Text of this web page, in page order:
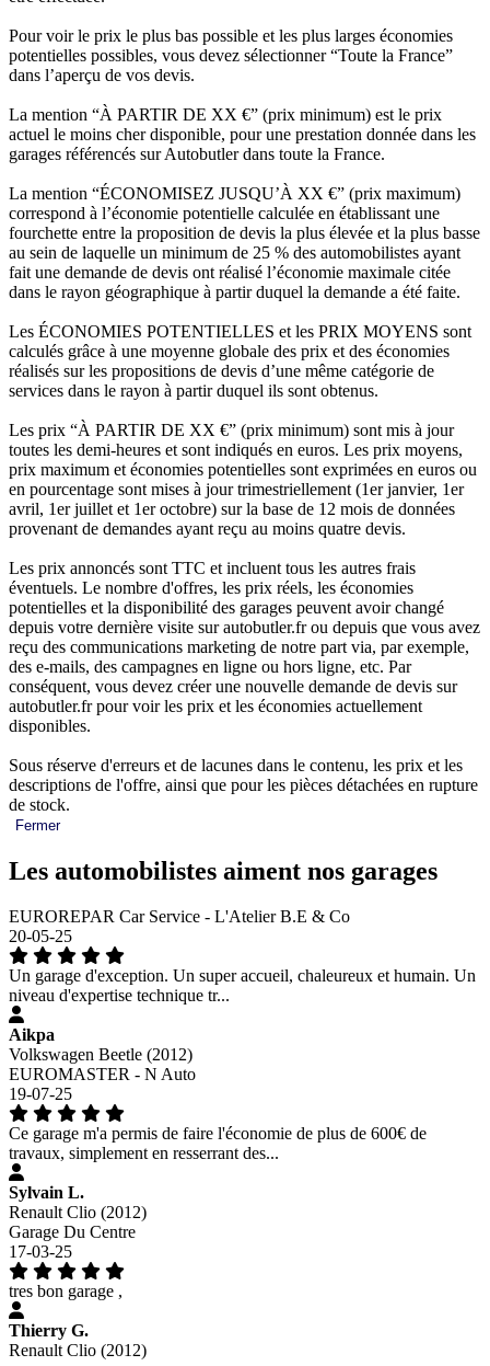
Pour voir le prix le plus bas possible et les plus larges économies
potentielles possibles, vous devez sélectionner “Toute la France”
dans l’aperçu de vos devis.
La mention “À PARTIR DE XX €” (prix minimum) est le prix
actuel le moins cher disponible, pour une prestation donnée dans les
garages référencés sur Autobutler dans toute la France.
La mention “ÉCONOMISEZ JUSQU’À XX €” (prix maximum)
correspond à l’économie potentielle calculée en établissant une
fourchette entre la proposition de devis la plus élevée et la plus basse
au sein de laquelle un minimum de 25 % des automobilistes ayant
fait une demande de devis ont réalisé l’économie maximale citée
dans le rayon géographique à partir duquel la demande a été faite.
Les ÉCONOMIES POTENTIELLES et les PRIX MOYENS sont
calculés grâce à une moyenne globale des prix et des économies
réalisés sur les propositions de devis d’une même catégorie de
services dans le rayon à partir duquel ils sont obtenus.
Les prix “À PARTIR DE XX €” (prix minimum) sont mis à jour
toutes les demi-heures et sont indiqués en euros. Les prix moyens,
prix maximum et économies potentielles sont exprimées en euros ou
en pourcentage sont mises à jour trimestriellement (1er janvier, 1er
avril, 1er juillet et 1er octobre) sur la base de 12 mois de données
provenant de demandes ayant reçu au moins quatre devis.
Les prix annoncés sont TTC et incluent tous les autres frais
éventuels. Le nombre d'offres, les prix réels, les économies
potentielles et la disponibilité des garages peuvent avoir changé
depuis votre dernière visite sur autobutler.fr ou depuis que vous avez
reçu des communications marketing de notre part via, par exemple,
des e-mails, des campagnes en ligne ou hors ligne, etc. Par
conséquent, vous devez créer une nouvelle demande de devis sur
autobutler.fr pour voir les prix et les économies actuellement
disponibles.
Sous réserve d'erreurs et de lacunes dans le contenu, les prix et les
descriptions de l'offre, ainsi que pour les pièces détachées en rupture
de stock.
Fermer
Les automobilistes aiment nos garages
EUROREPAR Car Service - L'Atelier B.E & Co
20-05-25
Un garage d'exception. Un super accueil, chaleureux et humain. Un
niveau d'expertise technique tr...
Aikpa
Volkswagen Beetle (2012)
EUROMASTER - N Auto
19-07-25
Ce garage m'a permis de faire l'économie de plus de 600€ de
travaux, simplement en resserrant des...
Sylvain L.
Renault Clio (2012)
Garage Du Centre
17-03-25
tres bon garage ,
Thierry G.
Renault Clio (2012)